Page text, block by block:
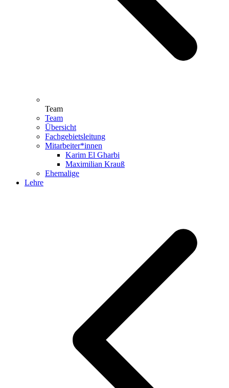
Team
Team
Übersicht
Fachgebietsleitung
Mitarbeiter*innen
Karim El Gharbi
Maximilian Krauß
Ehemalige
Lehre